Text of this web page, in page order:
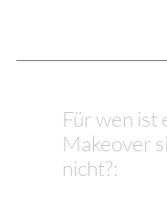
Für wen ist
Makeover
nicht?: